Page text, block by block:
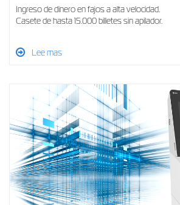
Ingreso de dinero en fajos a alta velocidad.
Casete de hasta 15.000 billetes sin apilador.
Lee mas